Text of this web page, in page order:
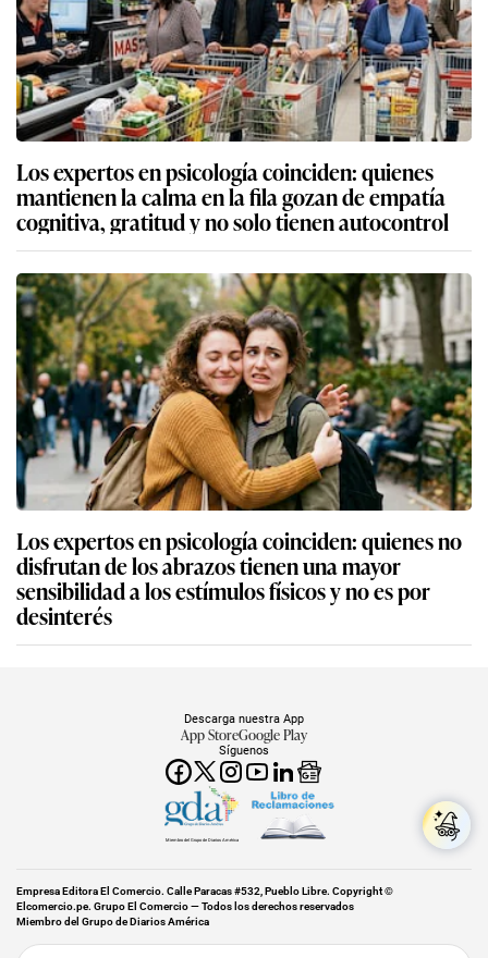
Los expertos en psicología coinciden: quienes
mantienen la calma en la fila gozan de empatía
cognitiva, gratitud y no solo tienen autocontrol
Los expertos en psicología coinciden: quienes no
disfrutan de los abrazos tienen una mayor
sensibilidad a los estímulos físicos y no es por
desinterés
Síguenos
Descarga nuestra App
App StoreGoogle Play
Miembro del Grupo de Diarios América
Empresa Editora El Comercio. Calle Paracas #532, Pueblo Libre. Copyright ©
Elcomercio.pe. Grupo El Comercio — Todos los derechos reservados
Miembro del Grupo de Diarios América